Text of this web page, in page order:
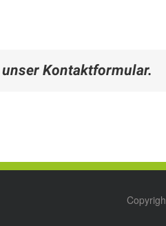
Kontaktformular.